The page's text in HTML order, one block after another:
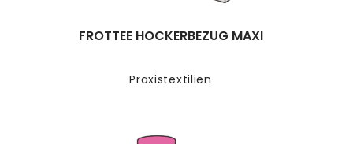
Praxistextilien
FROTTEE HOCKERBEZUG MAXI